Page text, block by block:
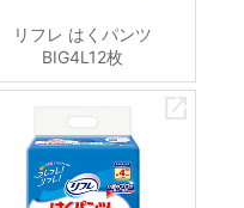
リフレ はくパンツ
BIG4L12枚